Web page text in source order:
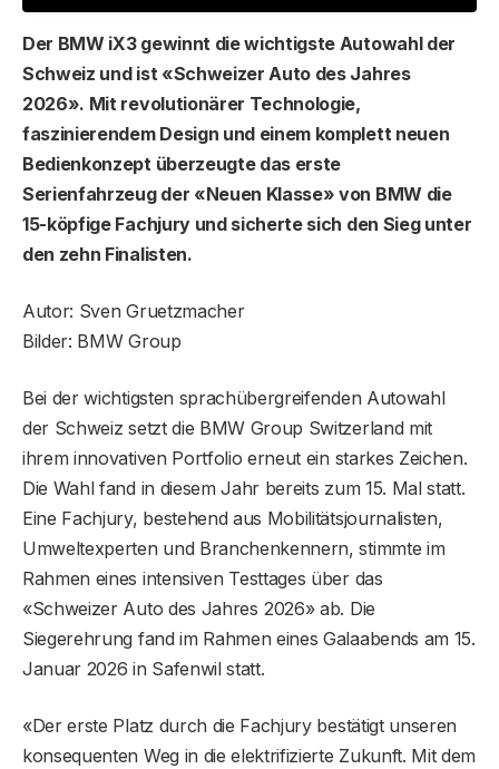
Der BMW iX3 gewinnt die wichtigste Autowahl der
Schweiz und ist «Schweizer Auto des Jahres
2026». Mit revolutionärer Technologie,
faszinierendem Design und einem komplett neuen
Bedienkonzept überzeugte das erste
Serienfahrzeug der «Neuen Klasse» von BMW die
15-köpfige Fachjury und sicherte sich den Sieg unter
den zehn Finalisten.
Autor: Sven Gruetzmacher
Bilder: BMW Group
Bei der wichtigsten sprachübergreifenden Autowahl
der Schweiz setzt die BMW Group Switzerland mit
ihrem innovativen Portfolio erneut ein starkes Zeichen.
Die Wahl fand in diesem Jahr bereits zum 15. Mal statt.
Eine Fachjury, bestehend aus Mobilitätsjournalisten,
Umweltexperten und Branchenkennern, stimmte im
Rahmen eines intensiven Testtages über das
«Schweizer Auto des Jahres 2026» ab. Die
Siegerehrung fand im Rahmen eines Galaabends am 15.
Januar 2026 in Safenwil statt.
«Der erste Platz durch die Fachjury bestätigt unseren
konsequenten Weg in die elektrifizierte Zukunft. Mit dem